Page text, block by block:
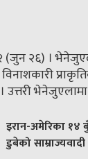
(जुन २६) ।
उत्तरी
इरान-अमेरिका १४
डुबेको